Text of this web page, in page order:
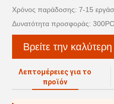
Χρόνος παράδοσης: 7-15
Δυνατότητα προσφοράς:
Βρείτε την καλύτερη
Λεπτομέρειες για το
προϊόν